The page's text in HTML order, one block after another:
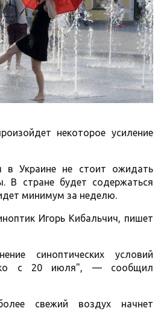
некоторое усиление
в Украине не стоит ожидать
В стране будет содержаться
минимум за неделю.
Игорь Кибальчич, пишет
синоптических условий
с 20 июля", — сообщил
свежий воздух начнет